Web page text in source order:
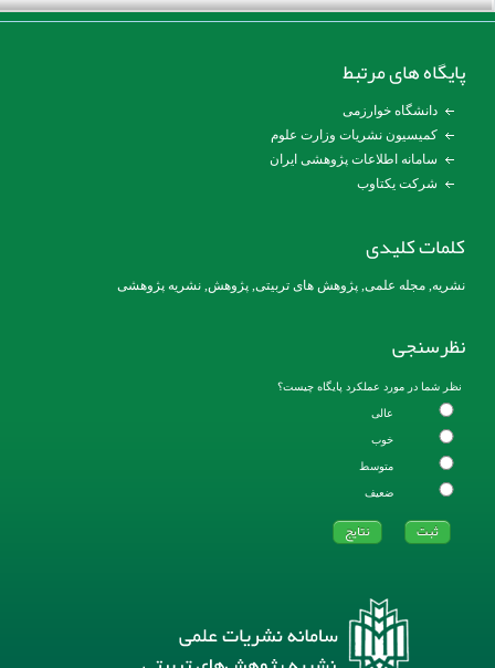
پایگاه های مرتبط
دانشگاه خوارزمی
کمیسیون نشریات وزارت علوم
سامانه اطلاعات پژوهشی ایران
شرکت یکتاوب
کلمات کلیدی
نشریه, مجله علمی, پژوهش های تربیتی, پژوهش, نشریه پژوهشی
نظرسنجی
نظر شما در مورد عملکرد پایگاه چیست؟
عالی
خوب
متوسط
ضعیف